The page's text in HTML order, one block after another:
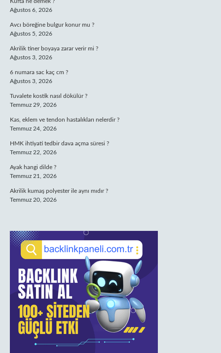
Ağustos 6, 2026
Avcı böreğine bulgur konur mu ?
Ağustos 5, 2026
Akrilik tiner boyaya zarar verir mi ?
Ağustos 3, 2026
6 numara sac kaç cm ?
Ağustos 3, 2026
Tuvalete kostik nasıl dökülür ?
Temmuz 29, 2026
Kas, eklem ve tendon hastalıkları nelerdir ?
Temmuz 24, 2026
HMK ihtiyati tedbir dava açma süresi ?
Temmuz 22, 2026
Ayak hangi dilde ?
Temmuz 21, 2026
Akrilik kumaş polyester ile aynı mıdır ?
Temmuz 20, 2026